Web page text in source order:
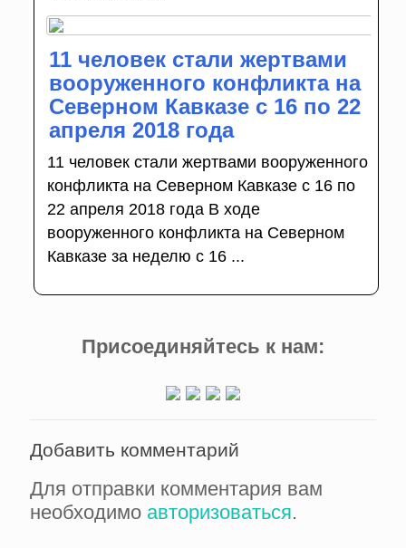
11 человек стали жертвами
вооруженного конфликта на
Северном Кавказе с 16 по 22
апреля 2018 года
11 человек стали жертвами вооруженного
конфликта на Северном Кавказе с 16 по
22 апреля 2018 года В ходе
вооруженного конфликта на Северном
Кавказе за неделю с 16 ...
Присоединяйтесь к нам:
Добавить комментарий
Для отправки комментария вам
необходимо авторизоваться.